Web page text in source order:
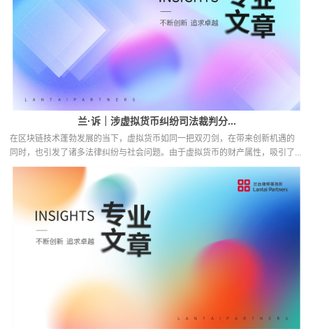
兰·诉｜涉虚拟货币纠纷司法裁判分...
在区块链技术蓬勃发展的当下，虚拟货币如同一把双刃剑，在带来创新机遇的
同时，也引发了诸多法律纠纷与社会问题。由于虚拟货币的财产属性，吸引了...